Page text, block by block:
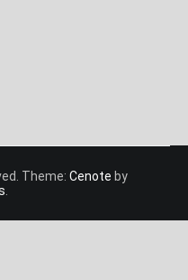
Theme: Cenote by